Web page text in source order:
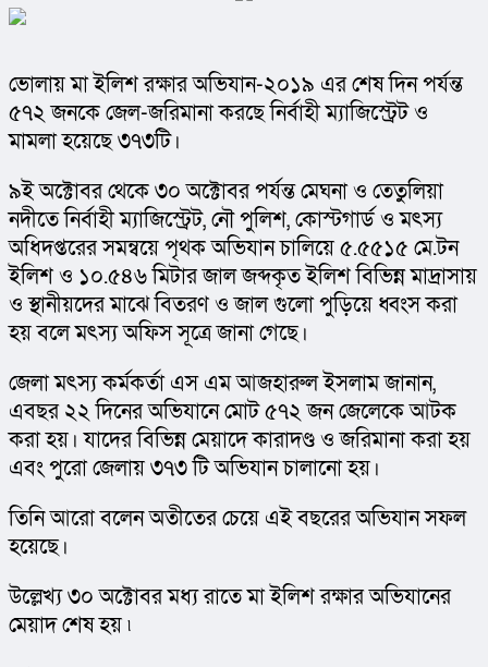
ভোলায় মা ইলিশ রক্ষার অভিযান-২০১৯ এর শেষ দিন পর্যন্ত
৫৭২ জনকে জেল-জরিমানা করছে নির্বাহী ম্যাজিস্ট্রেট ও
মামলা হয়েছে ৩৭৩টি।
৯ই অক্টোবর থেকে ৩০ অক্টোবর পর্যন্ত মেঘনা ও তেতুলিয়া
নদীতে নির্বাহী ম্যাজিস্ট্রেট, নৌ পুলিশ, কোস্টগার্ড ও মৎস্য
অধিদপ্তরের সমন্বয়ে পৃথক অভিযান চালিয়ে ৫.৫৫১৫ মে.টন
ইলিশ ও ১০.৫৪৬ মিটার জাল জব্দকৃত ইলিশ বিভিন্ন মাদ্রাসায়
ও স্থানীয়দের মাঝে বিতরণ ও জাল গুলো পুড়িয়ে ধ্বংস করা
হয় বলে মৎস্য অফিস সূত্রে জানা গেছে।
জেলা মৎস্য কর্মকর্তা এস এম আজহারুল ইসলাম জানান,
এবছর ২২ দিনের অভিযানে মোট ৫৭২ জন জেলেকে আটক
করা হয়। যাদের বিভিন্ন মেয়াদে কারাদণ্ড ও জরিমানা করা হয়
এবং পুরো জেলায় ৩৭৩ টি অভিযান চালানো হয়।
তিনি আরো বলেন অতীতের চেয়ে এই বছরের অভিযান সফল
হয়েছে।
উল্লেখ্য ৩০ অক্টোবর মধ্য রাতে মা ইলিশ রক্ষার অভিযানের
মেয়াদ শেষ হয় ৷